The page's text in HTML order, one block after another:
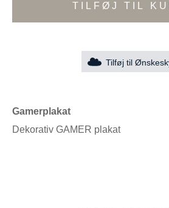
TILFØJ TIL
Tilføj til
Gamerplakat
Dekorativ GAMER plakat